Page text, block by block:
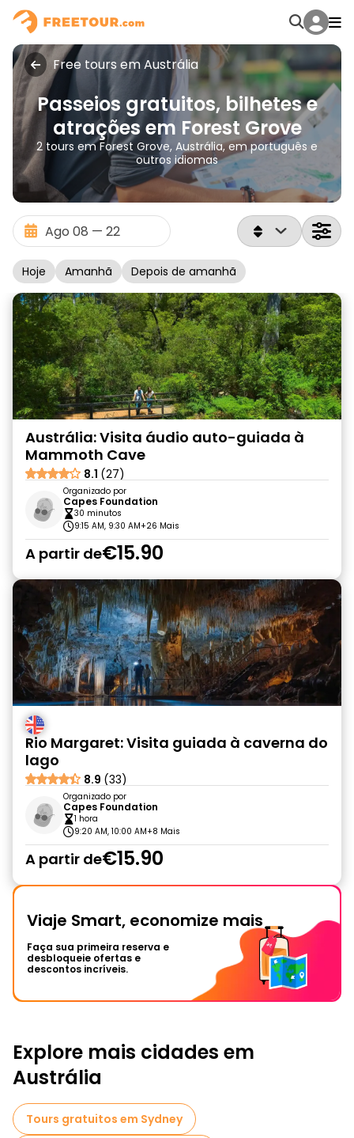
Free tours em Austrália
Passeios gratuitos, bilhetes e
atrações em Forest Grove
2 tours em Forest Grove, Austrália, em português e
outros idiomas
Hoje Amanhã Depois de amanhã
Austrália: Visita áudio auto-guiada à
Mammoth Cave
8.1 (27)
Organizado por
Capes Foundation
30 minutos
9:15 AM, 9:30 AM+26 Mais
A partir de€15.90
Rio Margaret: Visita guiada à caverna do
lago
8.9 (33)
Organizado por
Capes Foundation
1 hora
9:20 AM, 10:00 AM+8 Mais
A partir de€15.90
Viaje Smart, economize mais
Faça sua primeira reserva e
desbloqueie ofertas e
descontos incríveis.
Explore mais cidades em
Austrália
Tours gratuitos em Sydney